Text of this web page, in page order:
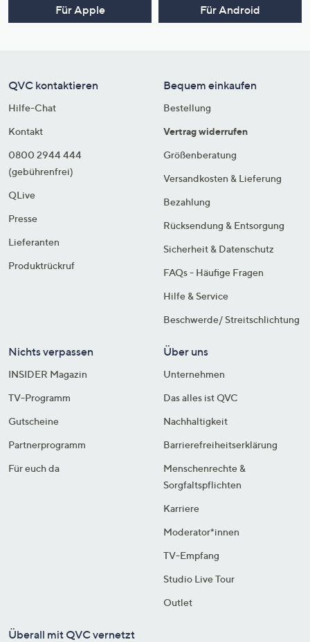
Für Apple Für Android
QVC kontaktieren
Hilfe-Chat
Kontakt
0800 2944 444
(gebührenfrei)
QLive
Presse
Lieferanten
Produktrückruf
Bequem einkaufen
Bestellung
Vertrag widerrufen
Größenberatung
Versandkosten & Lieferung
Bezahlung
Rücksendung & Entsorgung
Sicherheit & Datenschutz
FAQs - Häufige Fragen
Hilfe & Service
Beschwerde/ Streitschlichtung
Nichts verpassen
INSIDER Magazin
TV-Programm
Gutscheine
Partnerprogramm
Für euch da
Über uns
Unternehmen
Das alles ist QVC
Nachhaltigkeit
Barrierefreiheitserklärung
Menschenrechte &
Sorgfaltspflichten
Karriere
Moderator*innen
TV-Empfang
Studio Live Tour
Outlet
Überall mit QVC vernetzt